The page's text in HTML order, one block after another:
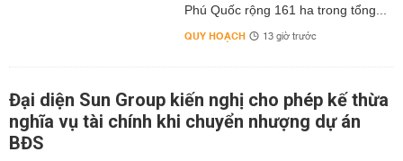
Phú Quốc rộng 161 ha trong tổng...
QUY HOẠCH 13 giờ trước
Đại diện Sun Group kiến nghị cho phép kế thừa
nghĩa vụ tài chính khi chuyển nhượng dự án
BĐS